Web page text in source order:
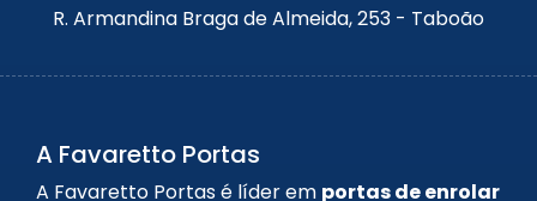
R. Armandina Braga de Almeida, 253 - Taboão
A Favaretto Portas
A Favaretto Portas é líder em portas de enrolar